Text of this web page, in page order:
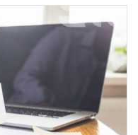
za 2026.